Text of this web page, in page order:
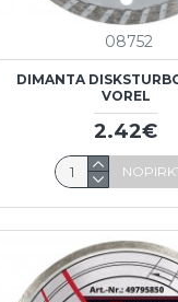
08752
DIMANTA
VOREL
2.42€